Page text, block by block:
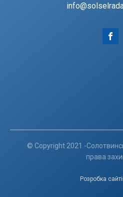
© Copyright 2021 -
права
Розробка